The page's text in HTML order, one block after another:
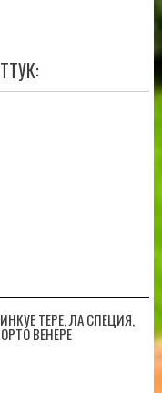
ТЕРЕ, ЛА СПЕЦИЯ,
ВЕНЕРЕ